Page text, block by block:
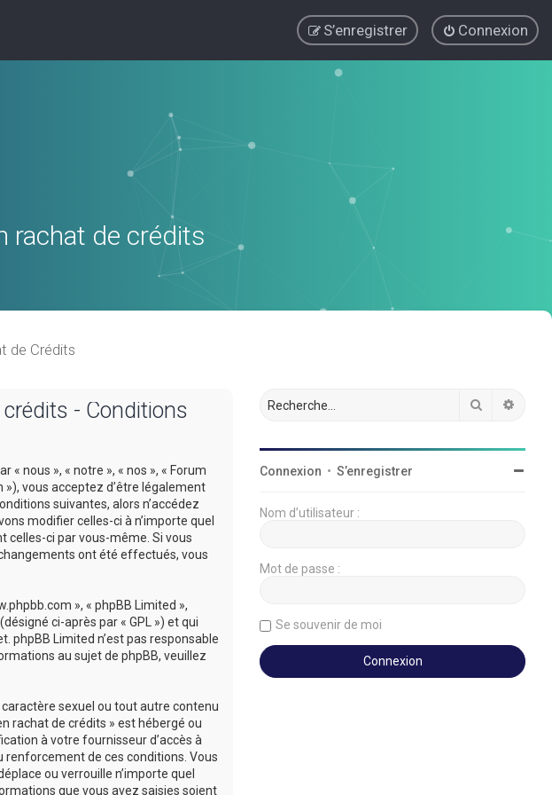
Connexion
S’enregistrer
rachat de crédits
de Crédits
- Conditions
nous », « notre », « nos », « Forum
vous acceptez d’être légalement
suivantes, alors n’accédez
modifier celles-ci à n’importe quel
celles-ci par vous-même. Si vous
ont été effectués, vous
», « phpBB Limited »,
ci-après par « GPL ») et qui
phpBB Limited n’est pas responsable
au sujet de phpBB, veuillez
sexuel ou tout autre contenu
rachat de crédits » est hébergé ou
à votre fournisseur d’accès à
renforcement de ces conditions. Vous
ou verrouille n’importe quel
que vous avez saisies soient
Rechercher
Connexion • S’enregistrer
Nom d’utilisateur :
Mot de passe :
Se souvenir de moi